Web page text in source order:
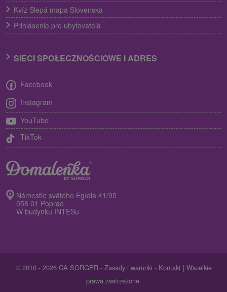
Kvíz Slepá mapa Slovenska
Prihlásenie pre ubytovateľa
SIECI SPOŁECZNOŚCIOWE I ADRES
Facebook
Instagram
YouTube
TikTok
Námestie svätého Egídia 41/95
058 01 Poprad
W budynku INTESu
© 2010 - 2026 CA SORGER - Zasady i warunki - Kontakt | Wszelkie
prawa zastrzeżone.